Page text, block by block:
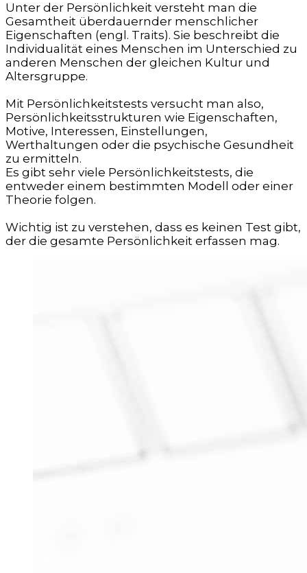
Unter der Persönlichkeit versteht man die
Gesamtheit überdauernder menschlicher
Eigenschaften (engl. Traits). Sie beschreibt die
Individualität eines Menschen im Unterschied zu
anderen Menschen der gleichen Kultur und
Altersgruppe.
Mit Persönlichkeitstests versucht man also,
Persönlichkeitsstrukturen wie Eigenschaften,
Motive, Interessen, Einstellungen,
Werthaltungen oder die psychische Gesundheit
zu ermitteln.
Es gibt sehr viele Persönlichkeitstests, die
entweder einem bestimmten Modell oder einer
Theorie folgen.
Wichtig ist zu verstehen, dass es keinen Test gibt,
der die gesamte Persönlichkeit erfassen mag.